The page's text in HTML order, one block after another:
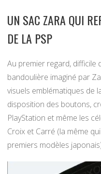
UN SAC ZARA QUI
DE LA PSP
Au premier regard, difficile
bandoulière imaginé par
visuels emblématiques de
disposition des boutons,
PlayStation et même les
Croix et Carré (la même
premiers modèles